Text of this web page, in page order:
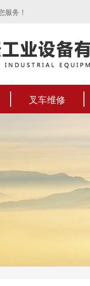
服务！
叉车维修